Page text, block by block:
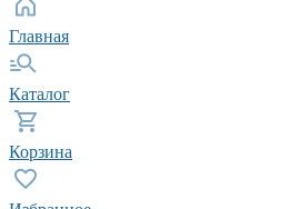
Главная
Каталог
Корзина